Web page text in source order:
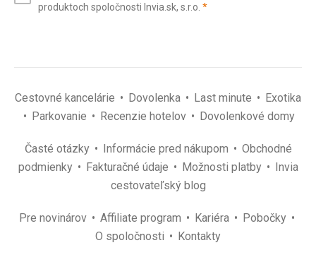
(povinné)
produktoch spoločnosti Invia.sk, s.r.o. *(povinné)
Cestovné kancelárie Dovolenka Last minute
Exotika
Parkovanie
Recenzie hotelov Dovolenkové domy
Časté otázky Informácie pred nákupom
Obchodné
podmienky
Fakturačné údaje Možnosti platby
Invia
cestovateľský blog
Pre novinárov Affiliate program Kariéra
Pobočky
O spoločnosti
Kontakty